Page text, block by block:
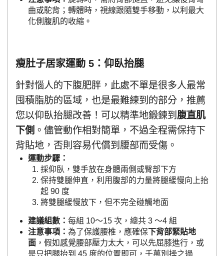
曲或駝背；轉體時，視線跟隨雙手移動，以利最大
化側腹肌的收縮。
瘦肚子居家運動 5：仰臥抬腿
針對惱人的下腹肥胖，此處不單是很多人最常
囤積脂肪的區域，也是最難練到的部分，推薦
您以仰臥抬腿改善！可以精準地鍛鍊到 腹直肌
下側 。儘管動作相對簡單，不過全程需保持下
背貼地，否則容易代償到腰部而受傷。
運動步驟：
採仰臥，雙手放在身體兩側或臀部下方
保持雙腿伸直，利用腹部的力量將腿緩慢向上抬
起 90 度
將雙腿緩慢放下，但不完全碰觸地面
建議組數： 每組 10～15 次，總共 3 ～4 組
注意事項： 為了保護腰椎，應確保下背部緊貼地
面 ，假如感覺腰部壓力太大，可以先屈膝進行，或
是只把腿抬到 45 度的位置即可，千萬別操之過